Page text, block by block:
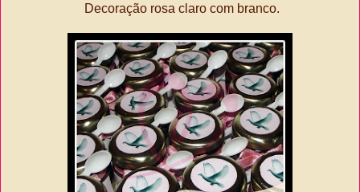
Decoração rosa claro com branco.